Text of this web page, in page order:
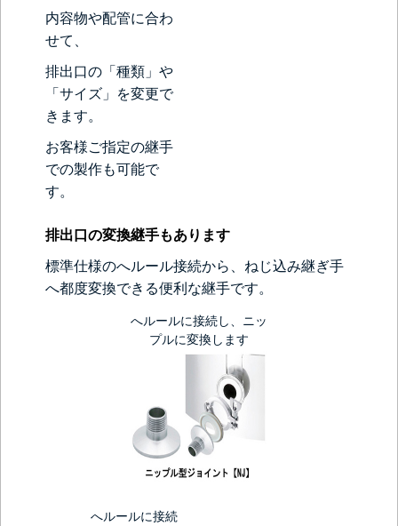
内容物や配管に合わ
せて、
排出口の 「種類」や
「サイズ」を変更で
きます。
お客様ご指定の継手
での製作も可能で
す。
排出口の変換継手もあります
標準仕様のへルール接続から、ねじ込み継ぎ手
へ都度変換できる便利な継手です。
へルールに接続し、ニッ
プルに変換します
へルールに接続